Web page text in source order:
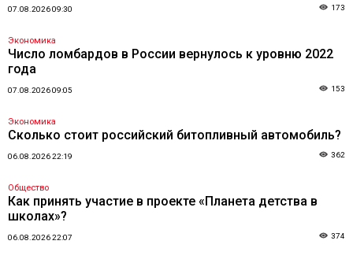
07.08.2026 09:30 173
Экономика
Число ломбардов в России вернулось к уровню 2022
года
07.08.2026 09:05 153
Экономика
Сколько стоит российский битопливный автомобиль?
06.08.2026 22:19 362
Общество
Как принять участие в проекте «Планета детства в
школах»?
06.08.2026 22:07 374